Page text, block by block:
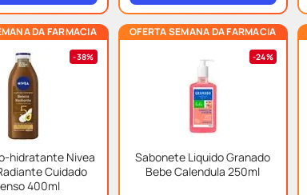
DA FARMACIA
38%
hidratante Nivea
Cuidado
400ml
OFERTA SEMANA DA FARMACIA
24%
Sabonete Liquido Granado
Bebe Calendula 250ml